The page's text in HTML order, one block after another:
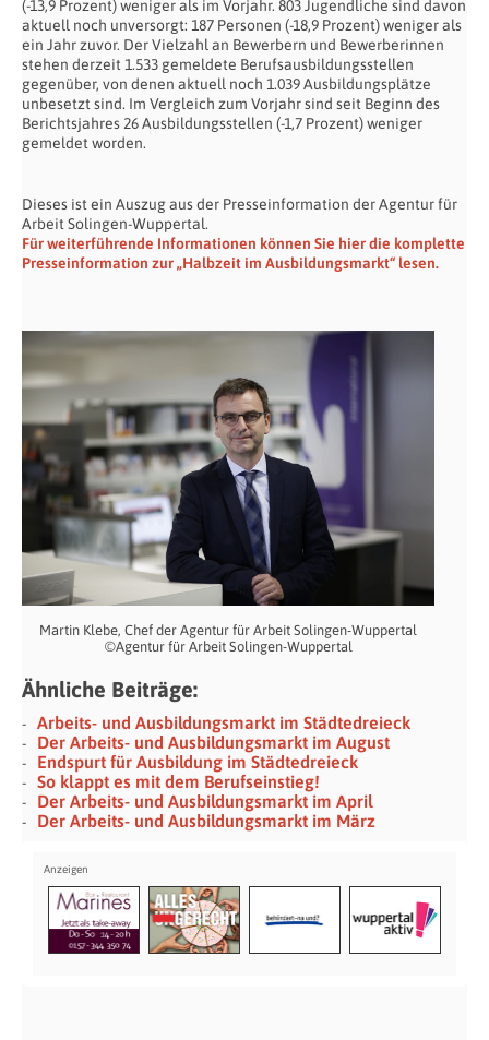
(-13,9 Prozent) weniger als im Vorjahr. 803 Jugendliche sind davon
aktuell noch unversorgt: 187 Personen (-18,9 Prozent) weniger als
ein Jahr zuvor. Der Vielzahl an Bewerbern und Bewerberinnen
stehen derzeit 1.533 gemeldete Berufsausbildungsstellen
gegenüber, von denen aktuell noch 1.039 Ausbildungsplätze
unbesetzt sind. Im Vergleich zum Vorjahr sind seit Beginn des
Berichtsjahres 26 Ausbildungsstellen (-1,7 Prozent) weniger
gemeldet worden.
Dieses ist ein Auszug aus der Presseinformation der Agentur für
Arbeit Solingen-Wuppertal.
Für weiterführende Informationen können Sie hier die komplette
Presseinformation zur „Halbzeit im Ausbildungsmarkt“ lesen.
Martin Klebe, Chef der Agentur für Arbeit Solingen-Wuppertal
©Agentur für Arbeit Solingen-Wuppertal
Ähnliche Beiträge:
Arbeits- und Ausbildungsmarkt im Städtedreieck
Der Arbeits- und Ausbildungsmarkt im August
Endspurt für Ausbildung im Städtedreieck
So klappt es mit dem Berufseinstieg!
Der Arbeits- und Ausbildungsmarkt im April
Der Arbeits- und Ausbildungsmarkt im März